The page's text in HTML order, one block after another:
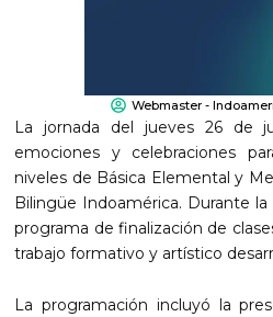
Webmaster -
La jornada del jueves 26 de
emociones y celebraciones
niveles de Básica Elemental y
Bilingüe Indoamérica. Durante
programa de finalización de
trabajo formativo y artístico
La programación incluyó la